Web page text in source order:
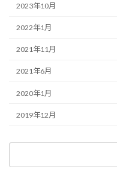
2023年10月
2022年1月
2021年11月
2021年6月
2020年1月
2019年12月